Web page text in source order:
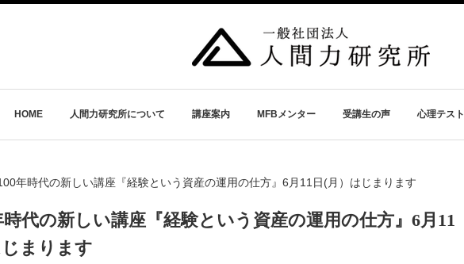
HOME 人間力研究所について 講座案内 MFBメンター 受講生の声 心理テスト
年時代の新しい講座『経験という資産の運用の仕方』6月11日(月）はじまります
時代の新しい講座『経験という資産の運用の仕方』6月11
じまります